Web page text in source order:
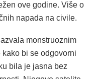
ove godine. Više o
napada na civile.
monstruoznim
bi se odgovorni
bila je jasna bez